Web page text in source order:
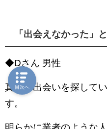
「出会えなかった」
◆Dさん 男性
真剣な出会いを探して
す。
目次へ